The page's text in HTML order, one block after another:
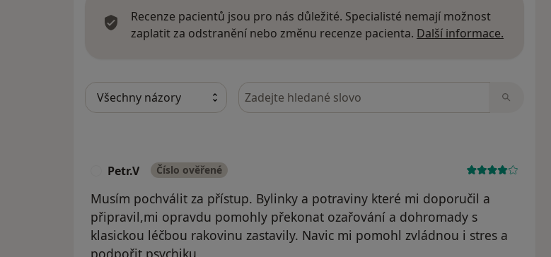
Recenze pacientů jsou pro nás důležité. Specialisté nemají možnost
zaplatit za odstranění nebo změnu recenze pacienta. Další informace.
Hledejte v názorech
Petr.V Číslo ověřené
Musím pochválit za přístup. Bylinky a potraviny které mi doporučil a
připravil,mi opravdu pomohly překonat ozařování a dohromady s
klasickou léčbou rakovinu zastavily. Navic mi pomohl zvládnou i stres a
podpořit psychiku.